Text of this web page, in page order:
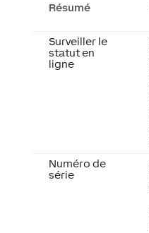
Résumé
Surveiller le
statut en
ligne
Numéro de
série